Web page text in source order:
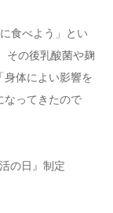
食べよう」とい
その後乳酸菌や麹
身体によい影響を
なってきたので
の日』制定